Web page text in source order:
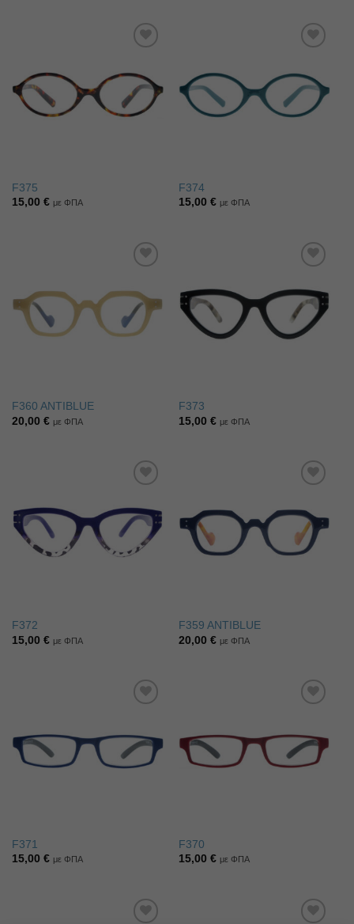
επιθυμιών
F375
15,00 € με ΦΠΑ
επιθυμιών
F374
15,00€ με ΦΠΑ
επιθυμιών
F360 ANTIBLUE
20,00 € με ΦΠΑ
στην λίστα
επιθυμιών
F373
15,00€ με ΦΠΑ
στην λίστα
επιθυμιών
F372
15,00 € με ΦΠΑ
στην λίστα
επιθυμιών
F359 ANTIBLUE
20,00€ με ΦΠΑ
επιθυμιών
F371
15,00 € με ΦΠΑ
επιθυμιών
F370
15,00€ με ΦΠΑ